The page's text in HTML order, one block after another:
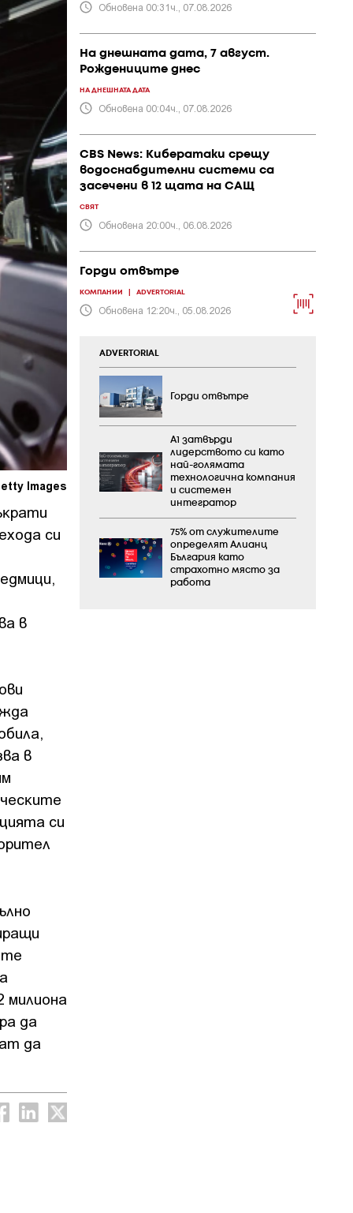
Images
cи
в
в
cи
милиoнa
дa
дa
Обновена 00:31ч., 07.08.2026
На днешната дата, 7 август.
Рождениците днес
НА ДНЕШНАТА ДАТА
Обновена 00:04ч., 07.08.2026
CBS News: Кибератаки срещу
водоснабдителни системи са
засечени в 12 щата на САЩ
СВЯТ
Обновена 20:00ч., 06.08.2026
Горди отвътре
КОМПАНИИ ADVERTORIAL
Обновена 12:20ч., 05.08.2026
ADVERTORIAL
Горди отвътре
А1 затвърди
лидерството си като
най-голямата
технологична компания
и системен
интегратор
75% от служителите
определят Алианц
България като
страхотно място за
работа